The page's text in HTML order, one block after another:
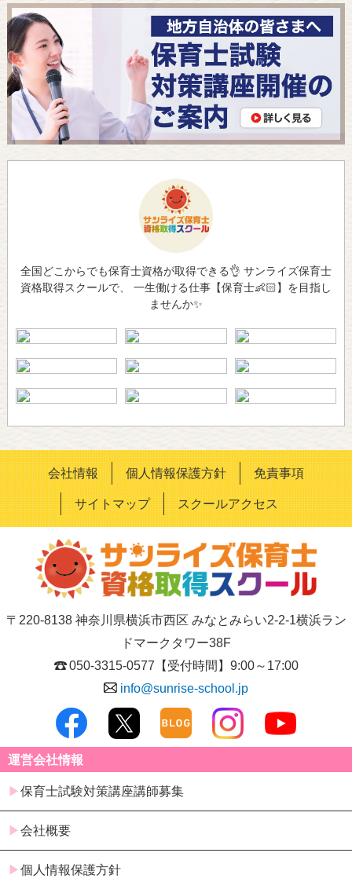
全国どこからでも保育士資格が取得できる👌 サンライズ保育士
資格取得スクールで、 一生働ける仕事【保育士👶🏻】を目指し
ませんか✨
会社情報 個人情報保護方針 免責事項
サイトマップ スクールアクセス
〒220-8138 神奈川県横浜市西区 みなとみらい2-2-1横浜ラン
ドマークタワー38F
050-3315-0577 【受付時間】9:00～17:00
info@sunrise-school.jp
運営会社情報
保育士試験対策講座講師募集
会社概要
個人情報保護方針